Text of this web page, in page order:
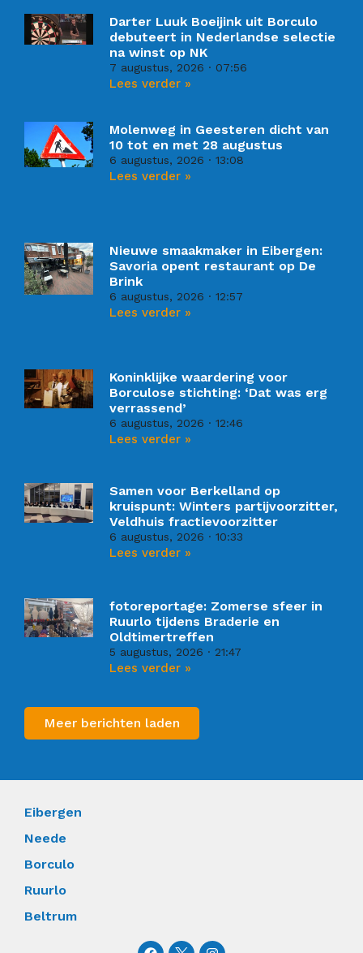
Darter Luuk Boeijink uit Borculo
debuteert in Nederlandse selectie
na winst op NK
7 augustus, 2026 07:56
Lees verder »
Molenweg in Geesteren dicht van
10 tot en met 28 augustus
6 augustus, 2026 13:08
Lees verder »
Nieuwe smaakmaker in Eibergen:
Savoria opent restaurant op De
Brink
6 augustus, 2026 12:57
Lees verder »
Koninklijke waardering voor
Borculose stichting: ‘Dat was erg
verrassend’
6 augustus, 2026 12:46
Lees verder »
Samen voor Berkelland op
kruispunt: Winters partijvoorzitter,
Veldhuis fractievoorzitter
6 augustus, 2026 10:33
Lees verder »
fotoreportage: Zomerse sfeer in
Ruurlo tijdens Braderie en
Oldtimertreffen
5 augustus, 2026 21:47
Lees verder »
Meer berichten laden
Eibergen
Neede
Borculo
Ruurlo
Beltrum
F
I